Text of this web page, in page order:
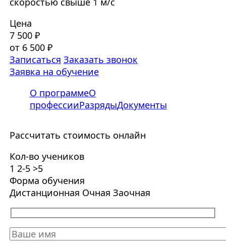
Цена
7 500 ₽
от 6 500 ₽
Записаться Заказать звонок
Заявка на обучение
О программеО
профессииРазрядыДокументы
Рассчитать стоимость онлайн
Кол-во учеников
1 2-5 >5
Форма обучения
Дистанционная Очная Заочная